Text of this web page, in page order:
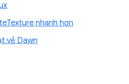
nhanh hơn
về Dawn